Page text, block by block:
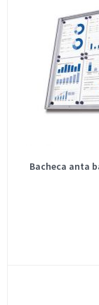
Bacheca anta